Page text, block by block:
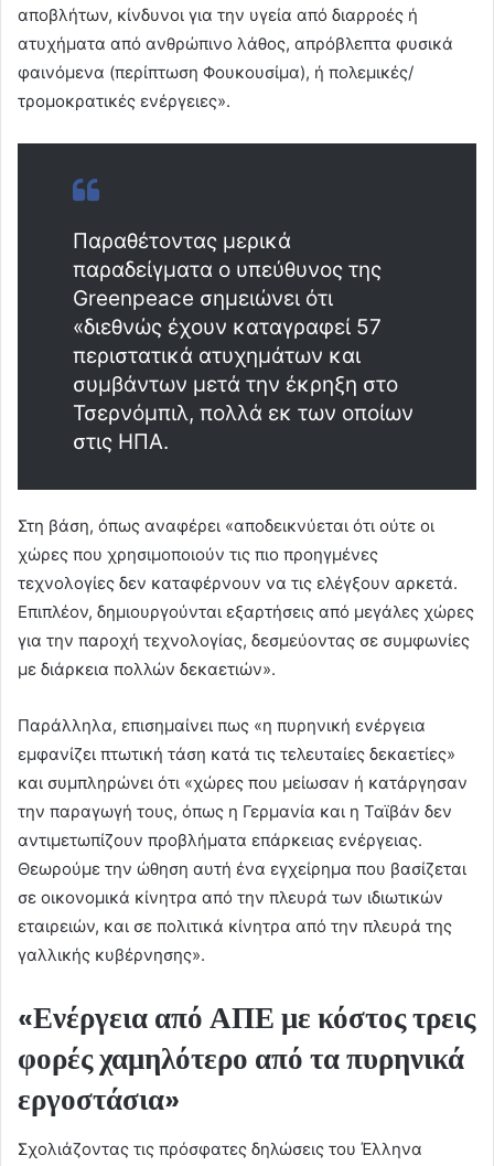
αποβλήτων, κίνδυνοι για την υγεία από διαρροές ή
ατυχήματα από ανθρώπινο λάθος, απρόβλεπτα φυσικά
φαινόμενα (περίπτωση Φουκουσίμα), ή πολεμικές/
τρομοκρατικές ενέργειες».
Παραθέτοντας μερικά
παραδείγματα ο υπεύθυνος της
Greenpeace σημειώνει ότι
«διεθνώς έχουν καταγραφεί 57
περιστατικά ατυχημάτων και
συμβάντων μετά την έκρηξη στο
Τσερνόμπιλ, πολλά εκ των οποίων
στις ΗΠΑ.
Στη βάση, όπως αναφέρει «αποδεικνύεται ότι ούτε οι
χώρες που χρησιμοποιούν τις πιο προηγμένες
τεχνολογίες δεν καταφέρνουν να τις ελέγξουν αρκετά.
Επιπλέον, δημιουργούνται εξαρτήσεις από μεγάλες χώρες
για την παροχή τεχνολογίας, δεσμεύοντας σε συμφωνίες
με διάρκεια πολλών δεκαετιών».
Παράλληλα, επισημαίνει πως «η πυρηνική ενέργεια
εμφανίζει πτωτική τάση κατά τις τελευταίες δεκαετίες»
και συμπληρώνει ότι «χώρες που μείωσαν ή κατάργησαν
την παραγωγή τους, όπως η Γερμανία και η Ταϊβάν δεν
αντιμετωπίζουν προβλήματα επάρκειας ενέργειας.
Θεωρούμε την ώθηση αυτή ένα εγχείρημα που βασίζεται
σε οικονομικά κίνητρα από την πλευρά των ιδιωτικών
εταιρειών, και σε πολιτικά κίνητρα από την πλευρά της
γαλλικής κυβέρνησης».
«Ενέργεια από ΑΠΕ με κόστος τρεις
φορές χαμηλότερο από τα πυρηνικά
εργοστάσια»
Σχολιάζοντας τις πρόσφατες δηλώσεις του Έλληνα